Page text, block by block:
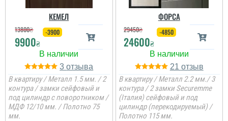
КЕМЕЛ
13800₴
9900₴
-3900
3
В квартиру / Металл 1.5 мм. / 2
контура / замки сейфовый и
под цилиндр с поворотником /
МДФ 12/10 мм. / Полотно 75
мм.
ФОРСА
29450₴
24600₴
-4850
21
В квартиру / Металл 2.2 мм./ 3
контура / 2 замки Securemme
(Італия) сейфовый и под
цилиндр (перекодируемый) /
Полотно 115 мм.